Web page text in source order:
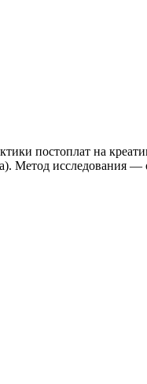
постоплат на
Метод исследования